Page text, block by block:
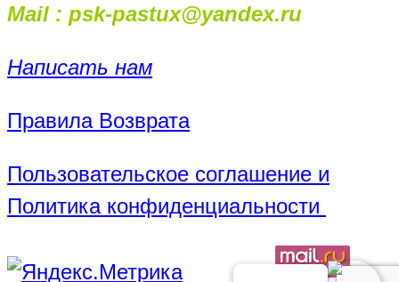
Mail : psk-pastux@yandex.ru
Написать нам
Правила Возврата
Пользовательское соглашение и
Политика конфиденциальности